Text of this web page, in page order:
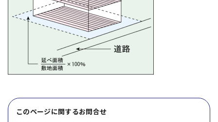
このページに関するお問合せ